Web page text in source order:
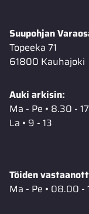
Suupohjan
Topeeka 71
61800 Kauhajoki
Auki arkisin:
Ma - Pe • 8.30 -
La • 9 - 13
Töiden
Ma - Pe • 08.00 -